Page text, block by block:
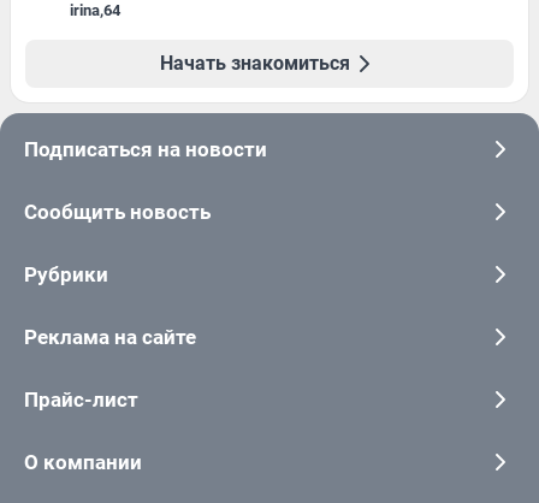
irina,64
Начать знакомиться
Подписаться на новости
Сообщить новость
Рубрики
Реклама на сайте
Прайс-лист
О компании